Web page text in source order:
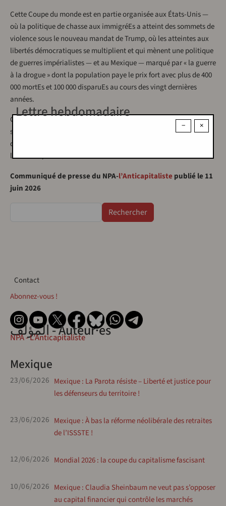
Cette Coupe du monde est en partie organisée aux États-Unis —
où la politique de chasse aux immigréEs a atteint des sommets de
violence sous le nouveau mandat de Trump, où les atteintes aux
libertés démocratiques se multiplient et qui mènent une politique
de guerres impérialistes — et au Mexique — marqué par « la guerre
à la drogue » dont la population paye le prix fort avec plus de 400
000 mortEs et 100 000 disparuEs au cours des vingt dernières
années.
Cette compétition révèle jusqu’à la caricature ce que devient le
sport sous le capitalisme. Pour notre part, nous continuerons à
défendre un football populaire, accessible à toutes et tous, contre
le racisme, l’autoritarisme et la marchandisation du monde.
Communiqué de presse du NPA-l’Anticapitaliste publié le 11
juin 2026
×
−
Lettre hebdomadaire
Contact
Contact
Abonnez-vous !
المؤلف - Auteur·es
NPA - L’Anticapitaliste
Mexique
23/06/2026 Mexique : La Parota résiste – Liberté et justice pour
les défenseurs du territoire !
23/06/2026 Mexique : À bas la réforme néolibérale des retraites
de l’ISSSTE !
12/06/2026 Mondial 2026 : la coupe du capitalisme fascisant
10/06/2026 Mexique : Claudia Sheinbaum ne veut pas s’opposer
au capital financier qui contrôle les marchés